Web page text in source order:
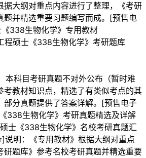
据大纲对重点内容进行了整理，《考研
题并精选重要习题编写而成。[预售电
338生物化学》专用教材
程硕士《338生物化学》考研题库
本科目考研真题不对外公布（暂时难
考教材知识点，精选了有类似考点的其
部分真题提供了答案详解。[预售电子
338生物化学》考研真题精选及详解
士《338生物化学》名校考研真题汇
明：《专用教材》根据大纲对重点
研题库》参考名校考研真题并精选重要